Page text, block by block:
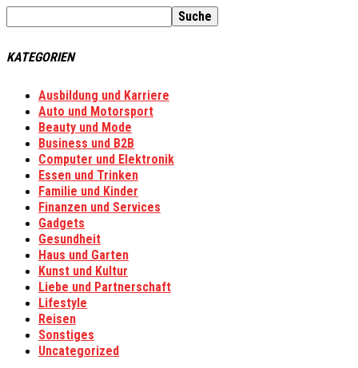
KATEGORIEN
Ausbildung und Karriere
Auto und Motorsport
Beauty und Mode
Business und B2B
Computer und Elektronik
Essen und Trinken
Familie und Kinder
Finanzen und Services
Gadgets
Gesundheit
Haus und Garten
Kunst und Kultur
Liebe und Partnerschaft
Lifestyle
Reisen
Sonstiges
Uncategorized